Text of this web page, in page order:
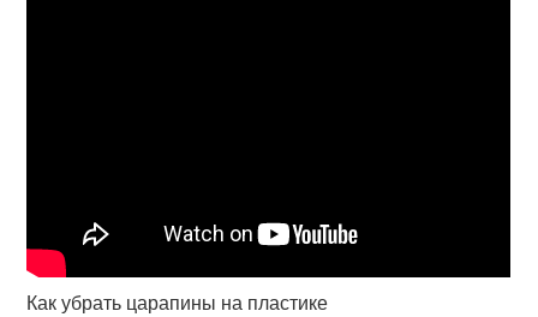
Как убрать царапины на пластике